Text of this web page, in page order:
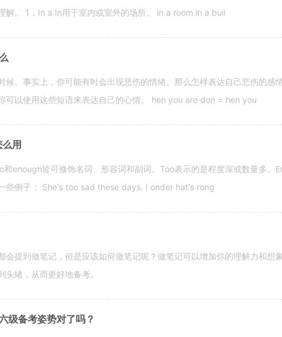
解。 1．In a.In用于室内或室外的场所。 in a room in a buil
候。事实上，你可能有时会出现悲伤的情绪。那么怎样表达自己悲伤的感
可以使用这些短语来表达自己的心情。 hen you are don = hen you
用
enough皆可修饰名词、形容词和副词。Too表示的是程度深或数量多。
些例子： She's too sad these days. I onder hat's rong
会提到做笔记，但是应该如何做笔记呢？做笔记可以增加你的理解力和想
头绪，从而更好地备考。
级备考姿势对了吗？